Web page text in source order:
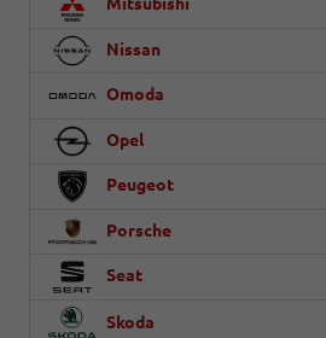
Nissan
Omoda
Opel
Peugeot
Porsche
Seat
Skoda